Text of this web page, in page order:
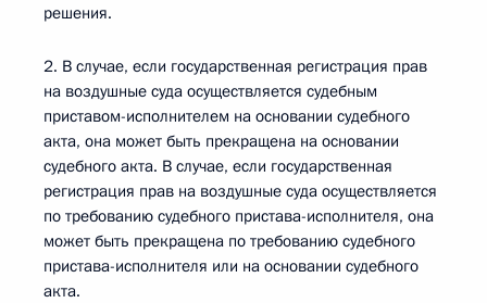
решения.
2. В случае, если государственная регистрация прав
на воздушные суда осуществляется судебным
приставом-исполнителем на основании судебного
акта, она может быть прекращена на основании
судебного акта. В случае, если государственная
регистрация прав на воздушные суда осуществляется
по требованию судебного пристава-исполнителя, она
может быть прекращена по требованию судебного
пристава-исполнителя или на основании судебного
акта.